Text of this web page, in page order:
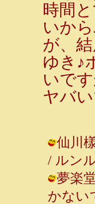
時間
いか
が、
ゆき♪
いで
ヤバ
仙川
/ ルン
夢楽
かない